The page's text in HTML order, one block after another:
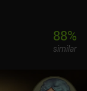
88%
similar